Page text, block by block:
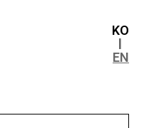
KO
l
EN